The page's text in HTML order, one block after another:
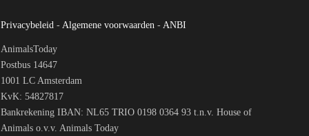
Privacybeleid - Algemene voorwaarden - ANBI
AnimalsToday
Postbus 14647
1001 LC Amsterdam
KvK: 54827817
Bankrekening IBAN: NL65 TRIO 0198 0364 93 t.n.v. House of
Animals o.v.v. Animals Today